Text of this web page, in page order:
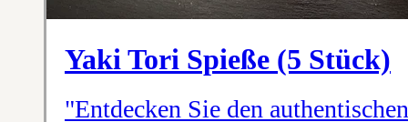
Yaki Tori Spieße (5 Stück)
"Entdecken Sie den